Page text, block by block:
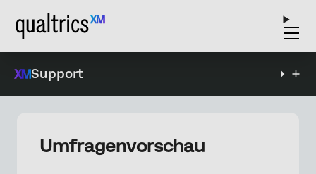
Support
Umfragenvorschau